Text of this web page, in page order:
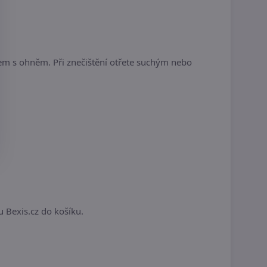
s ohněm. Při znečištění otřete suchým nebo
Bexis.cz do košíku.